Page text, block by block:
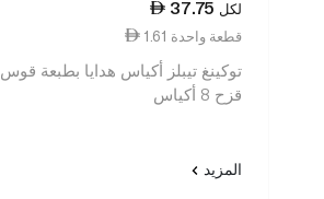
37.75 لكل
1.61 قطعة واحدة
توكينغ تيبلز أكياس هدايا بطبعة قوس
قزح 8 أكياس
المزيد